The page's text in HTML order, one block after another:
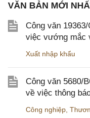
VĂN BẢN MỚI
Công văn
việc vướng mắc
Xuất nhập khẩu
Công văn 5680/
về việc thông
Công nghiệp